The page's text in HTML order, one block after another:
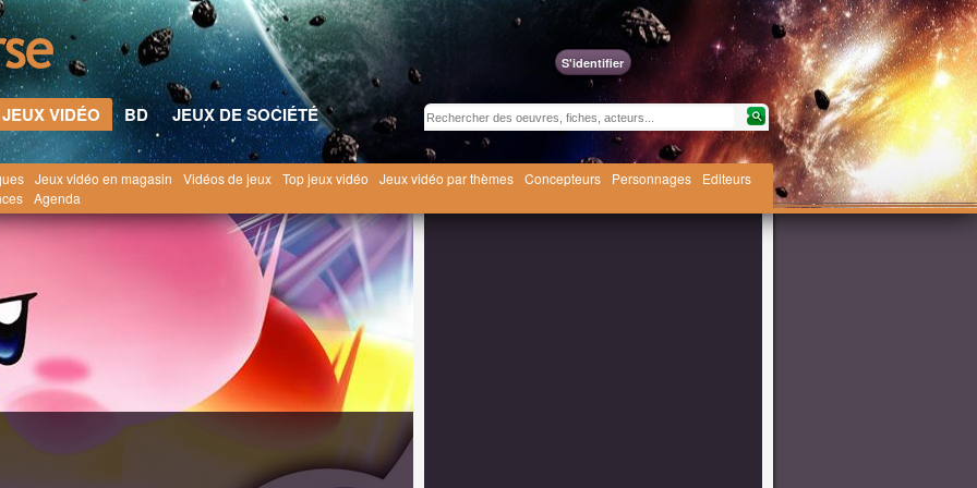
S'identifier
JEUX VIDÉO BD
JEUX DE SOCIÉTÉ
Jeux vidéo en magasin Vidéos de jeux Top jeux vidéo Jeux vidéo par thèmes Concepteurs Personnages
Editeurs
Agenda